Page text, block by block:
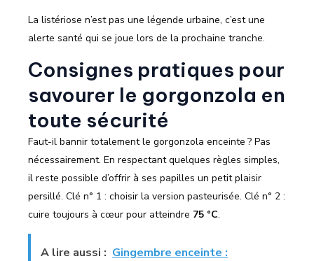
La listériose n’est pas une légende urbaine, c’est une
alerte santé qui se joue lors de la prochaine tranche.
Consignes pratiques pour
savourer le gorgonzola en
toute sécurité
Faut-il bannir totalement le gorgonzola enceinte ? Pas
nécessairement. En respectant quelques règles simples,
il reste possible d’offrir à ses papilles un petit plaisir
persillé. Clé n° 1 : choisir la version pasteurisée. Clé n° 2 :
cuire toujours à cœur pour atteindre 75 °C.
A lire aussi : Gingembre enceinte :